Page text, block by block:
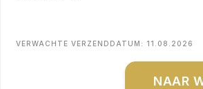
VERWACHTE VERZENDDATUM: 11.08.2026
NAAR